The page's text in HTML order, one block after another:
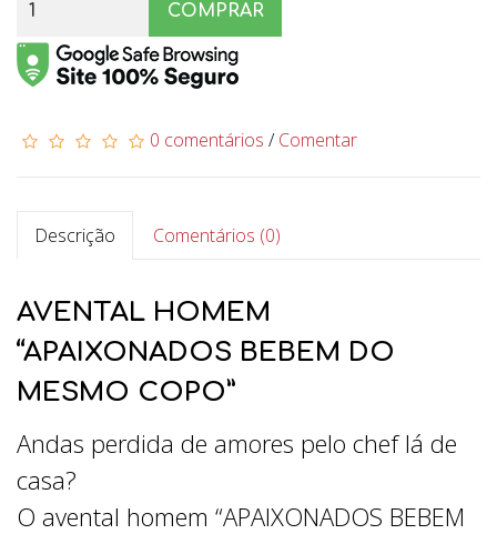
COMPRAR
0 comentários /Comentar
Descrição Comentários (0)
AVENTAL HOMEM
“APAIXONADOS BEBEM DO
MESMO COPO”
Andas perdida de amores pelo chef lá de
casa?
O avental homem “APAIXONADOS BEBEM